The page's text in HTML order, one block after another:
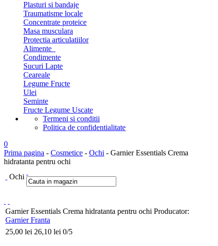
Plasturi si bandaje
Traumatisme locale
Concentrate proteice
Masa musculara
Protectia articulatiilor
Alimente
Condimente
Sucuri Lapte
Ceareale
Legume Fructe
Ulei
Seminte
Fructe Legume Uscate
Termeni si conditii
Politica de confidentialitate
0
Prima pagina - Cosmetice - Ochi - Garnier Essentials Crema
hidratanta pentru ochi
Ochi
Garnier Essentials Crema hidratanta pentru ochi Producator:
Garnier Franta
25,00 lei 26,10 lei 0/5